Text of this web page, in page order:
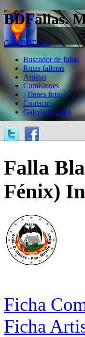
BDFallas.
Guía BDFallas
Buscador de fallas
Rutas falleras
Artistas
Comisiones
¿Tienes fotos?
Contacto
Galería de fotos
Falla
Fénix)
Ficha
Ficha